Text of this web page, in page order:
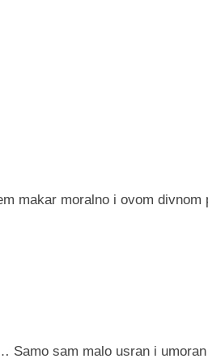
makar moralno i ovom divnom
Samo sam malo usran i